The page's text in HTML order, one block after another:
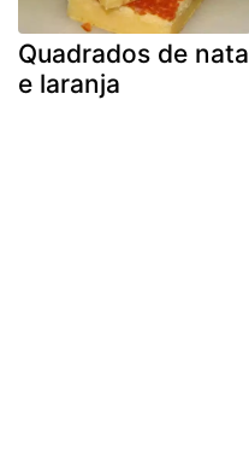
Quadrados de nata
e laranja